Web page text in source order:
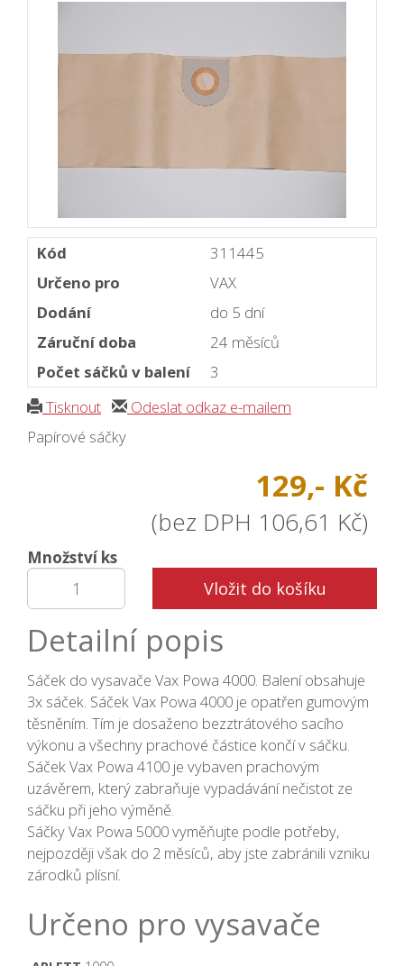
Kód
311445
Určeno pro
VAX
Dodání
do 5 dní
Záruční doba
24 měsíců
Počet sáčků v balení
3
Tisknout
Odeslat odkaz e-mailem
Papírové sáčky
129,- Kč
(bez DPH 106,61 Kč)
Množství ks
Vložit do košíku
Detailní popis
Sáček do vysavače Vax Powa 4000. Balení obsahuje
3x sáček. Sáček Vax Powa 4000 je opatřen gumovým
těsněním. Tím je dosaženo bezztrátového sacího
výkonu a všechny prachové částice končí v sáčku.
Sáček Vax Powa 4100 je vybaven prachovým
uzávěrem, který zabraňuje vypadávání nečistot ze
sáčku při jeho výměně.
Sáčky Vax Powa 5000 vyměňujte podle potřeby,
nejpozději však do 2 měsíců, aby jste zabránili vzniku
zárodků plísní.
Určeno pro vysavače